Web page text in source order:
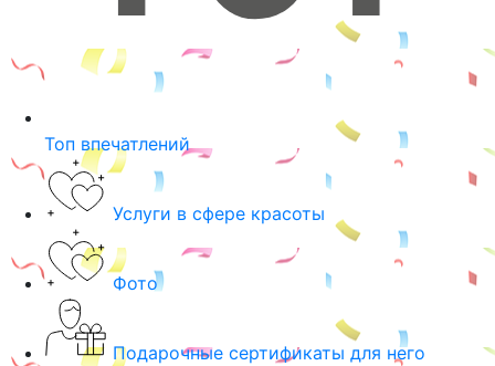
Топ впечатлений
Услуги в сфере красоты
Фото
Подарочные сертификаты для него